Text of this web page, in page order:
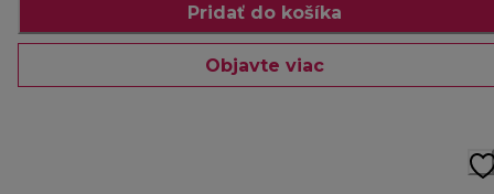
Pridať do košíka
Objavte viac